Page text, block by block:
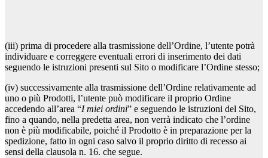
(iii) prima di procedere alla trasmissione dell’Ordine, l’utente potrà
individuare e correggere eventuali errori di inserimento dei dati
seguendo le istruzioni presenti sul Sito o modificare l’Ordine stesso;
(iv) successivamente alla trasmissione dell’Ordine relativamente ad
uno o più Prodotti, l’utente può modificare il proprio Ordine
accedendo all’area “I miei ordini” e seguendo le istruzioni del Sito,
fino a quando, nella predetta area, non verrà indicato che l’ordine
non è più modificabile, poiché il Prodotto è in preparazione per la
spedizione, fatto in ogni caso salvo il proprio diritto di recesso ai
sensi della clausola n. 16. che segue.